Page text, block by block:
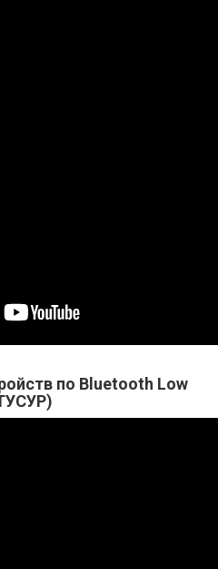
по Bluetooth Low